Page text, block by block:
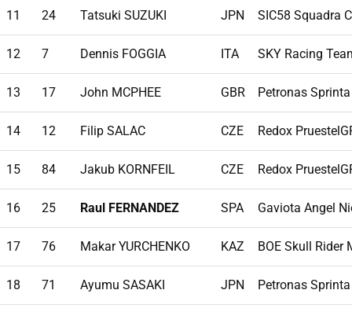
11 24 Tatsuki SUZUKI JPN SIC58 Squadra
12 7 Dennis FOGGIA ITA SKY Racing
13 17 John MCPHEE GBR Petronas
14 12 Filip SALAC CZE Redox
15 84 Jakub KORNFEIL CZE Redox
16 25 Raul FERNANDEZ SPA Gaviota Angel
17 76 Makar YURCHENKO KAZ BOE Skull Rider
18 71 Ayumu SASAKI JPN Petronas